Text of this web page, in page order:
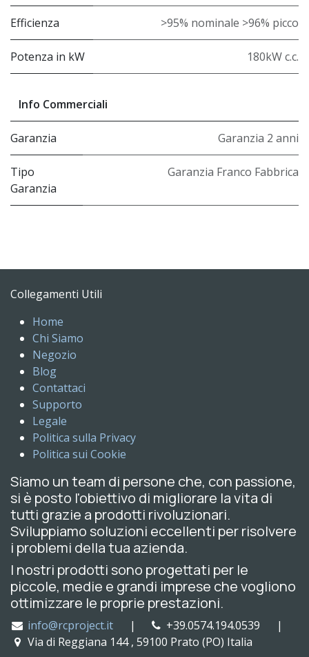
Efficienza >95% nominale >96% picco
Potenza in kW 180kW c.c.
Info Commerciali
Garanzia Garanzia 2 anni
Tipo
Garanzia
Garanzia Franco Fabbrica
Collegamenti Utili
Home
Chi Siamo
Negozio
Blog
Contattaci
Supporto
Legale
Politica sulla Privacy
Politica sui Cookie
Siamo un team di persone che, con passione,
si è posto l'obiettivo di migliorare la vita di
tutti grazie a prodotti rivoluzionari.
Sviluppiamo soluzioni eccellenti per risolvere
i problemi della tua azienda.
I nostri prodotti sono progettati per le
piccole, medie e grandi imprese che vogliono
ottimizzare le proprie prestazioni.
info@rcproject.it|
+39.0574.194.0539 |
Via di Reggiana 144 , 59100 Prato (PO) Italia